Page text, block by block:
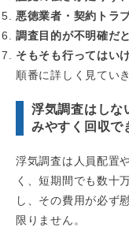
悪徳業者・契約トラ
調査目的が不明確だ
そもそも行ってはい
順番に詳しく見てい
浮気調査はしな
みやすく回収で
浮気調査は人員配置
く、短期間でも数十
し、その費用が必ず
限りません。